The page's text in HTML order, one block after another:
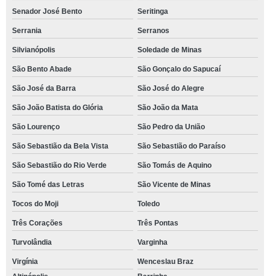
Senador José Bento Seritinga
Serrania Serranos
Silvianópolis Soledade de Minas
São Bento Abade São Gonçalo do Sapucaí
São José da Barra São José do Alegre
São João Batista do Glória São João da Mata
São Lourenço São Pedro da União
São Sebastião da Bela Vista São Sebastião do Paraíso
São Sebastião do Rio Verde São Tomás de Aquino
São Tomé das Letras São Vicente de Minas
Tocos do Moji Toledo
Três Corações Três Pontas
Turvolândia Varginha
Virgínia
Wenceslau Braz